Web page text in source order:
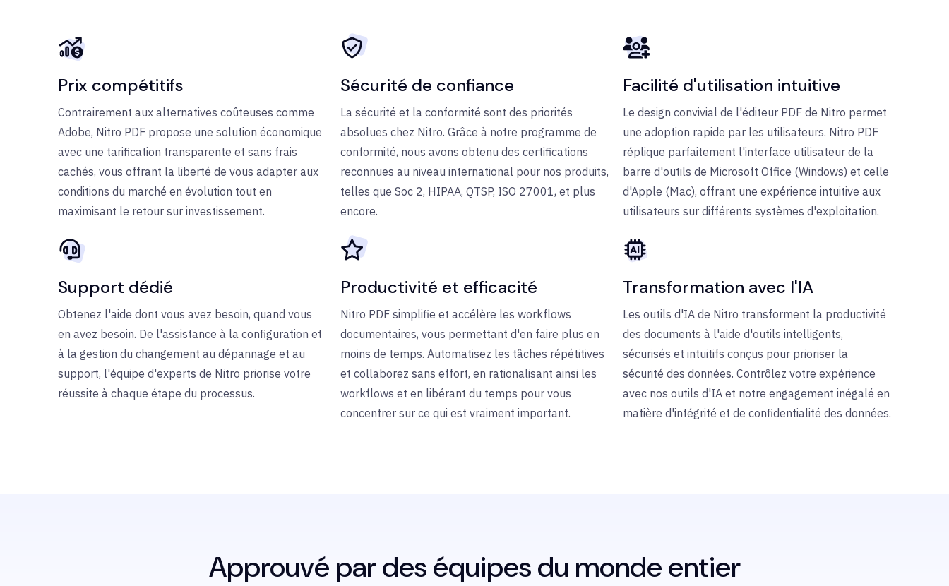
Prix compétitifs
Contrairement aux alternatives coûteuses comme
Adobe, Nitro PDF propose une solution économique
avec une tarification transparente et sans frais
cachés, vous offrant la liberté de vous adapter aux
conditions du marché en évolution tout en
maximisant le retour sur investissement.
Sécurité de confiance
La sécurité et la conformité sont des priorités
absolues chez Nitro. Grâce à notre programme de
conformité, nous avons obtenu des certifications
reconnues au niveau international pour nos produits,
telles que Soc 2, HIPAA, QTSP, ISO 27001, et plus
encore.
Facilité d'utilisation intuitive
Le design convivial de l'éditeur PDF de Nitro permet
une adoption rapide par les utilisateurs. Nitro PDF
réplique parfaitement l'interface utilisateur de la
barre d'outils de Microsoft Office (Windows) et celle
d'Apple (Mac), offrant une expérience intuitive aux
utilisateurs sur différents systèmes d'exploitation.
Support dédié
Obtenez l'aide dont vous avez besoin, quand vous
en avez besoin. De l'assistance à la configuration et
à la gestion du changement au dépannage et au
support, l'équipe d'experts de Nitro priorise votre
réussite à chaque étape du processus.
Productivité et efficacité
Nitro PDF simplifie et accélère les workflows
documentaires, vous permettant d'en faire plus en
moins de temps. Automatisez les tâches répétitives
et collaborez sans effort, en rationalisant ainsi les
workflows et en libérant du temps pour vous
concentrer sur ce qui est vraiment important.
Transformation avec l'IA
Les outils d'IA de Nitro transforment la productivité
des documents à l'aide d'outils intelligents,
sécurisés et intuitifs conçus pour prioriser la
sécurité des données. Contrôlez votre expérience
avec nos outils d'IA et notre engagement inégalé en
matière d'intégrité et de confidentialité des données.
Approuvé par des équipes du monde entier